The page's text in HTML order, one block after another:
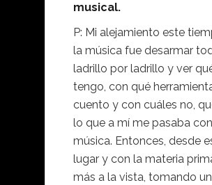
musical.
P: Mi alejamiento este
la música fue desarmar
ladrillo por ladrillo y ver
tengo, con qué
cuento y con cuáles no,
lo que a mí me pasaba
música. Entonces, desde
lugar y con la materia
más a la vista, tomando un